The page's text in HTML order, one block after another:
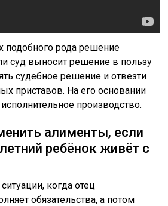
подобного рода решение
суд выносит решение в пользу
судебное решение и отвезти
приставов. На его основании
производство.
алименты, если
ребёнок живёт с
когда отец
обязательства, а потом